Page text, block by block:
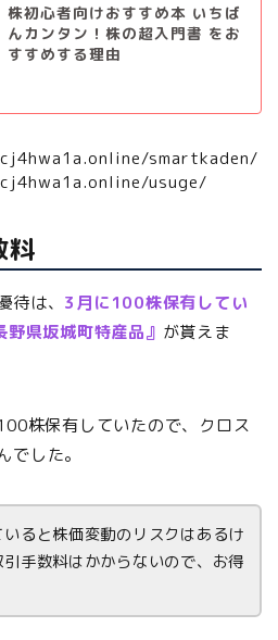
株初心者向けおすすめ本 いちば
んカンタン！株の超入門書 をお
すすめする理由
smartkaden/
usuge/
料
待は、 3月に100株保有してい
県坂城町特産品』 が貰えま
株保有していたので、クロス
した。
ると株価変動のリスクはあるけ
引手数料はかからないので、お得